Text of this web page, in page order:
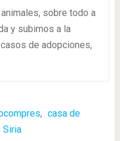
sobre todo a
y subimos a la
de adopciones,
, casa de
Siria